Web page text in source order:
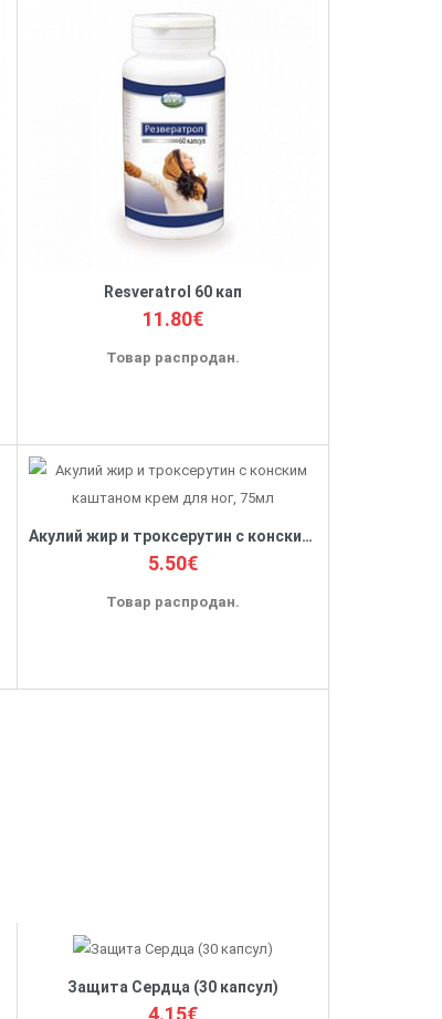
Resveratrol 60 кап
11.80€
Товар распродан.
Акулий жир и троксерутин с конским каштаном крем для ног, 75мл
5.50€
Товар распродан.
Защита Сердца (30 капсул)